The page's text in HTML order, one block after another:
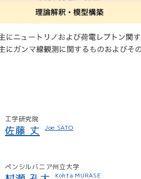
工学研究院
佐藤 丈 Joe SATO
ペンシルバニア州立大学
Kohta MURASE